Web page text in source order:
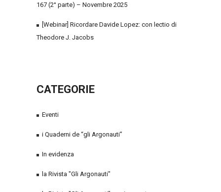
167 (2° parte) – Novembre 2025
[Webinar] Ricordare Davide Lopez: con lectio di
Theodore J. Jacobs
CATEGORIE
Eventi
i Quaderni de “gli Argonauti”
In evidenza
la Rivista "Gli Argonauti"